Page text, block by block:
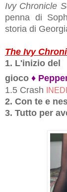
Ivy Chronicle
penna di
storia di
The Ivy
1. L'inizio del
gioco ♦
1.5 Crash
2. Con te e
3. Tutto per